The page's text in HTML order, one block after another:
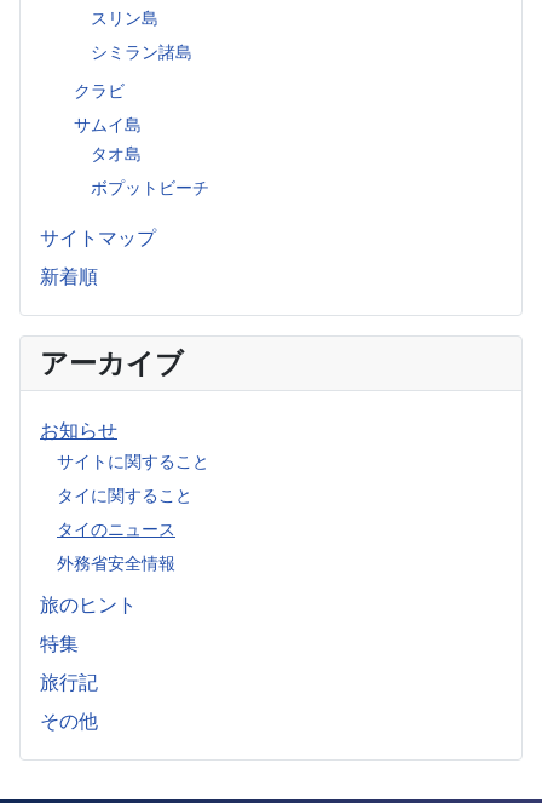
スリン島
シミラン諸島
クラビ
サムイ島
タオ島
ボプットビーチ
サイトマップ
新着順
アーカイブ
お知らせ
サイトに関すること
タイに関すること
タイのニュース
外務省安全情報
旅のヒント
特集
旅行記
その他